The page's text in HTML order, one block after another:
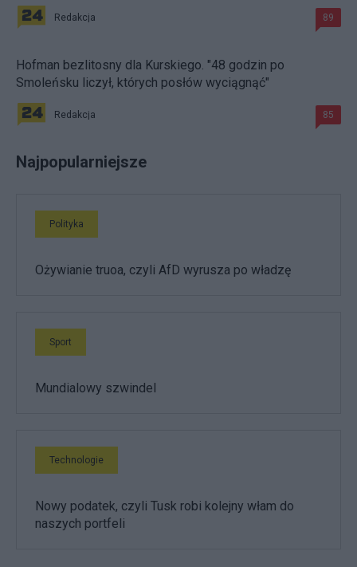
Redakcja 89
Hofman bezlitosny dla Kurskiego. "48 godzin po
Smoleńsku liczył, których posłów wyciągnąć"
Redakcja 85
Najpopularniejsze
Polityka
Ożywianie truoa, czyli AfD wyrusza po władzę
Sport
Mundialowy szwindel
Technologie
Nowy podatek, czyli Tusk robi kolejny włam do
naszych portfeli